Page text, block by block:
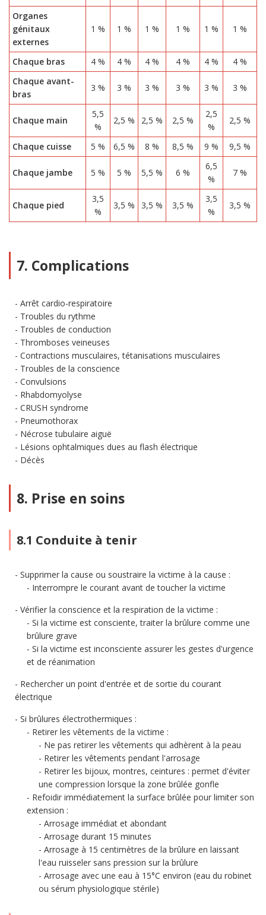
Organes
génitaux
externes
1 % 1 % 1 % 1 % 1 % 1 %
Chaque bras 4 % 4 % 4 % 4 % 4 %
4 %
Chaque avant-
bras
3 % 3 % 3 % 3 % 3 % 3 %
Chaque main
5,5
%
2,5 % 2,5 % 2,5 %
2,5
%
2,5 %
Chaque cuisse 5 % 6,5 % 8 % 8,5 % 9 % 9,5 %
Chaque jambe 5 % 5 % 5,5 % 6 %
6,5
%
7 %
Chaque pied
3,5
%
3,5 % 3,5 % 3,5 %
3,5
%
3,5 %
7. Complications
Arrêt cardio-respiratoire
Troubles du rythme
Troubles de conduction
Thromboses veineuses
Contractions musculaires, tétanisations musculaires
Troubles de la conscience
Convulsions
Rhabdomyolyse
CRUSH syndrome
Pneumothorax
Nécrose tubulaire aiguë
Lésions ophtalmiques dues au flash électrique
Décès
8. Prise en soins
8.1 Conduite à tenir
Supprimer la cause ou soustraire la victime à la cause :
Interrompre le courant avant de toucher la victime
Vérifier la conscience et la respiration de la victime :
Si la victime est consciente, traiter la brûlure comme une
brûlure grave
Si la victime est inconsciente assurer les gestes d'urgence
et de réanimation
Rechercher un point d'entrée et de sortie du courant
électrique
Si brûlures électrothermiques :
Retirer les vêtements de la victime :
Ne pas retirer les vêtements qui adhèrent à la peau
Retirer les vêtements pendant l'arrosage
Retirer les bijoux, montres, ceintures : permet d'éviter
une compression lorsque la zone brûlée gonfle
Refoidir immédiatement la surface brûlée pour limiter son
extension :
Arrosage immédiat et abondant
Arrosage durant 15 minutes
Arrosage à 15 centimètres de la brûlure en laissant
l'eau ruisseler sans pression sur la brûlure
Arrosage avec une eau à 15°C environ (eau du robinet
ou sérum physiologique stérile)